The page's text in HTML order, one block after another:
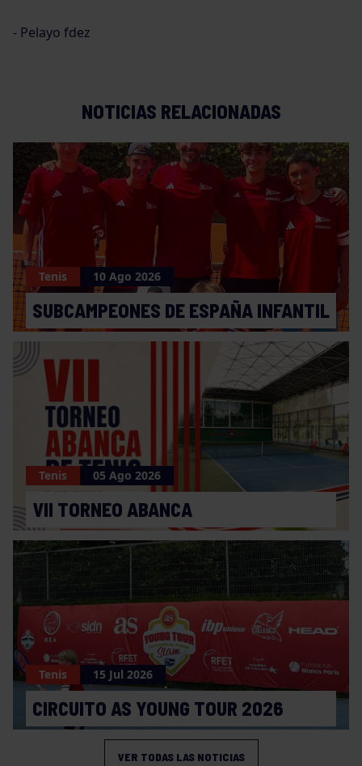
⁃ Pelayo fdez
NOTICIAS RELACIONADAS
Tenis 10 Ago 2026
SUBCAMPEONES DE ESPAÑA INFANTIL
Tenis 05 Ago 2026
VII TORNEO ABANCA
Tenis 15 Jul 2026
CIRCUITO AS YOUNG TOUR 2026
VER TODAS LAS NOTICIAS